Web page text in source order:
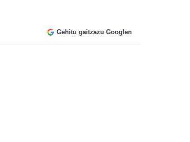
Gehitu gaitzazu Googlen